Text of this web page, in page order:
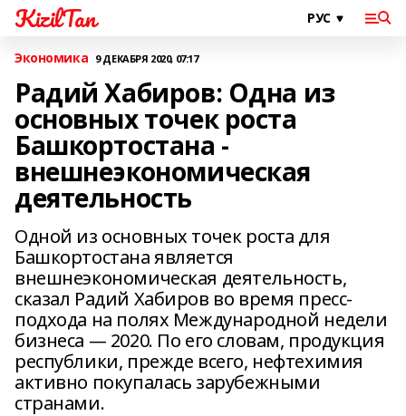
KizilTan
Экономика 9 ДЕКАБРЯ 2020, 07:17
Радий Хабиров: Одна из
основных точек роста
Башкортостана -
внешнеэкономическая
деятельность
Одной из основных точек роста для
Башкортостана является
внешнеэкономическая деятельность,
сказал Радий Хабиров во время пресс-
подхода на полях Международной недели
бизнеса — 2020. По его словам, продукция
республики, прежде всего, нефтехимия
активно покупалась зарубежными
странами.